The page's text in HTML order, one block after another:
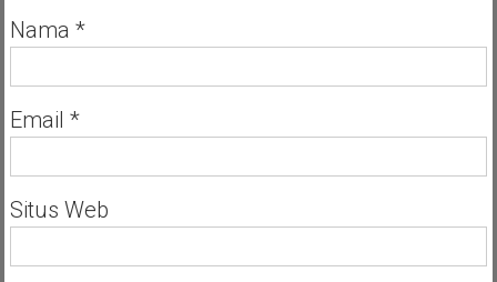
Nama *
Email *
Situs Web